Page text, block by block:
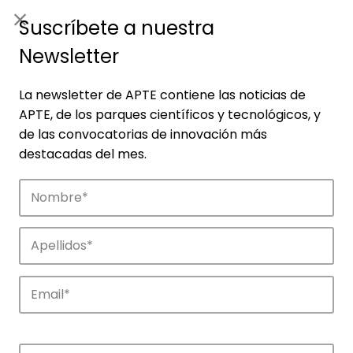
Empresas
Descubre las empresas que impulsan la
innovación en los parques de APTE.
Suscríbete a nuestra
Newsletter
La newsletter de APTE contiene las noticias de
APTE, de los parques científicos y tecnológicos, y
de las convocatorias de innovación más
destacadas del mes.